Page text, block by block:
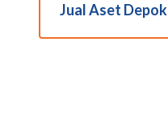
Jual Aset Depok